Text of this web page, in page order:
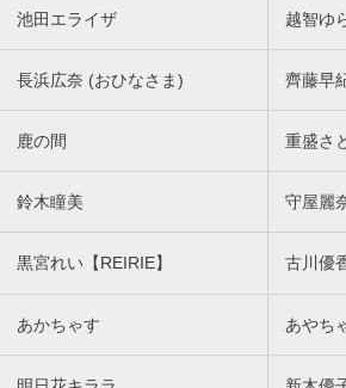
池田エライザ 越智ゆ
長浜広奈 (おひなさま) 齊藤早
鹿の間 重盛さ
鈴木瞳美 守屋麗
黒宮れい【REIRIE】 古川優
あかちゃす あやち